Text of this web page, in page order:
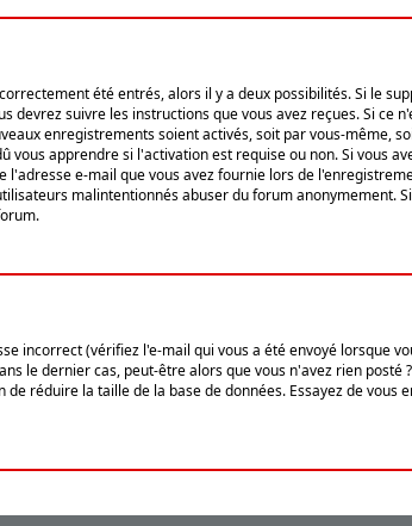
été entrés, alors il y a deux possibilités. Si le
devrez suivre les instructions que vous avez reçues. Si ce
enregistrements soient activés, soit par vous-même,
apprendre si l'activation est requise ou non. Si vous
l'adresse e-mail que vous avez fournie lors de
malintentionnés abuser du forum anonymement.
incorrect (vérifiez l'e-mail qui vous a été envoyé lorsque
le dernier cas, peut-être alors que vous n'avez rien posté
réduire la taille de la base de données. Essayez de vous